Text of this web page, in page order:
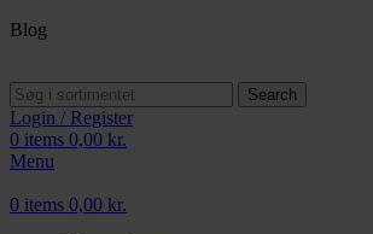
Blog
Search
Login / Register
0 items 0,00 kr.
Menu
0 items 0,00 kr.